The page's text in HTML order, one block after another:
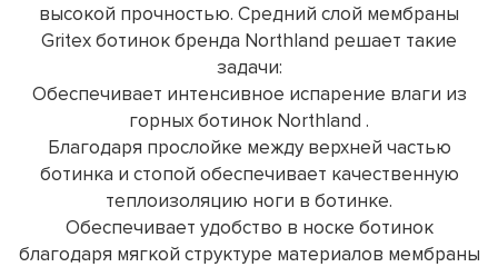
высокой прочностью. Средний слой мембраны
Gritex ботинок бренда Northland решает такие
задачи:
Обеспечивает интенсивное испарение влаги из
горных ботинок Northland .
Благодаря прослойке между верхней частью
ботинка и стопой обеспечивает качественную
теплоизоляцию ноги в ботинке.
Обеспечивает удобство в носке ботинок
благодаря мягкой структуре материалов мембраны